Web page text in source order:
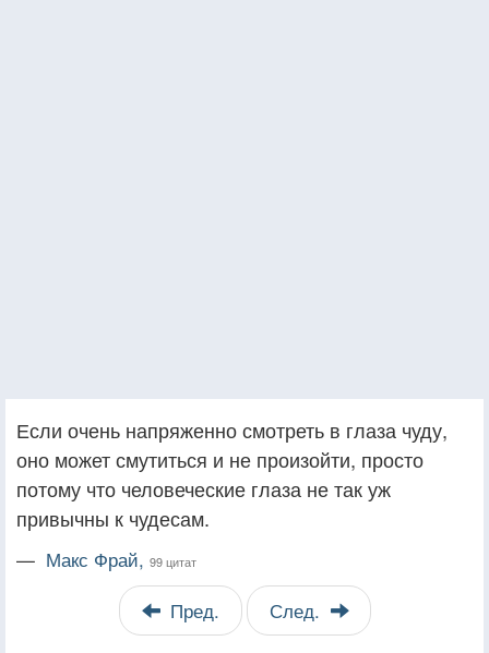
Если очень напряженно смотреть в глаза чуду,
оно может смутиться и не произойти, просто
потому что человеческие глаза не так уж
привычны к чудесам.
— Макс Фрай, 99 цитат
Пред. След.